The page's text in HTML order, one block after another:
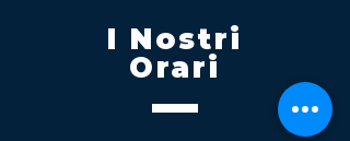
I Nostri
Orari